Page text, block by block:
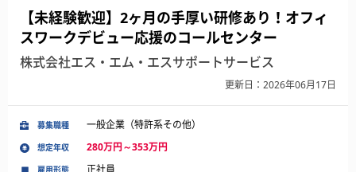
【未経験歓迎】2ヶ月の手厚い研修あり！オフィ
スワークデビュー応援のコールセンター
株式会社エス・エム・エスサポートサービス
更新日：2026年06月17日
募集職種 一般企業（特許系その他）
想定年収 280万円～353万円
雇用形態 正社員